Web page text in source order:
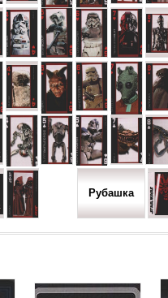
Рубашка